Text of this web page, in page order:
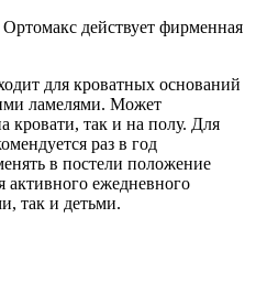
действует фирменная
для кроватных оснований
ламелями. Может
кровати, так и на полу. Для
раз в год
в постели положение
активного ежедневного
так и детьми.